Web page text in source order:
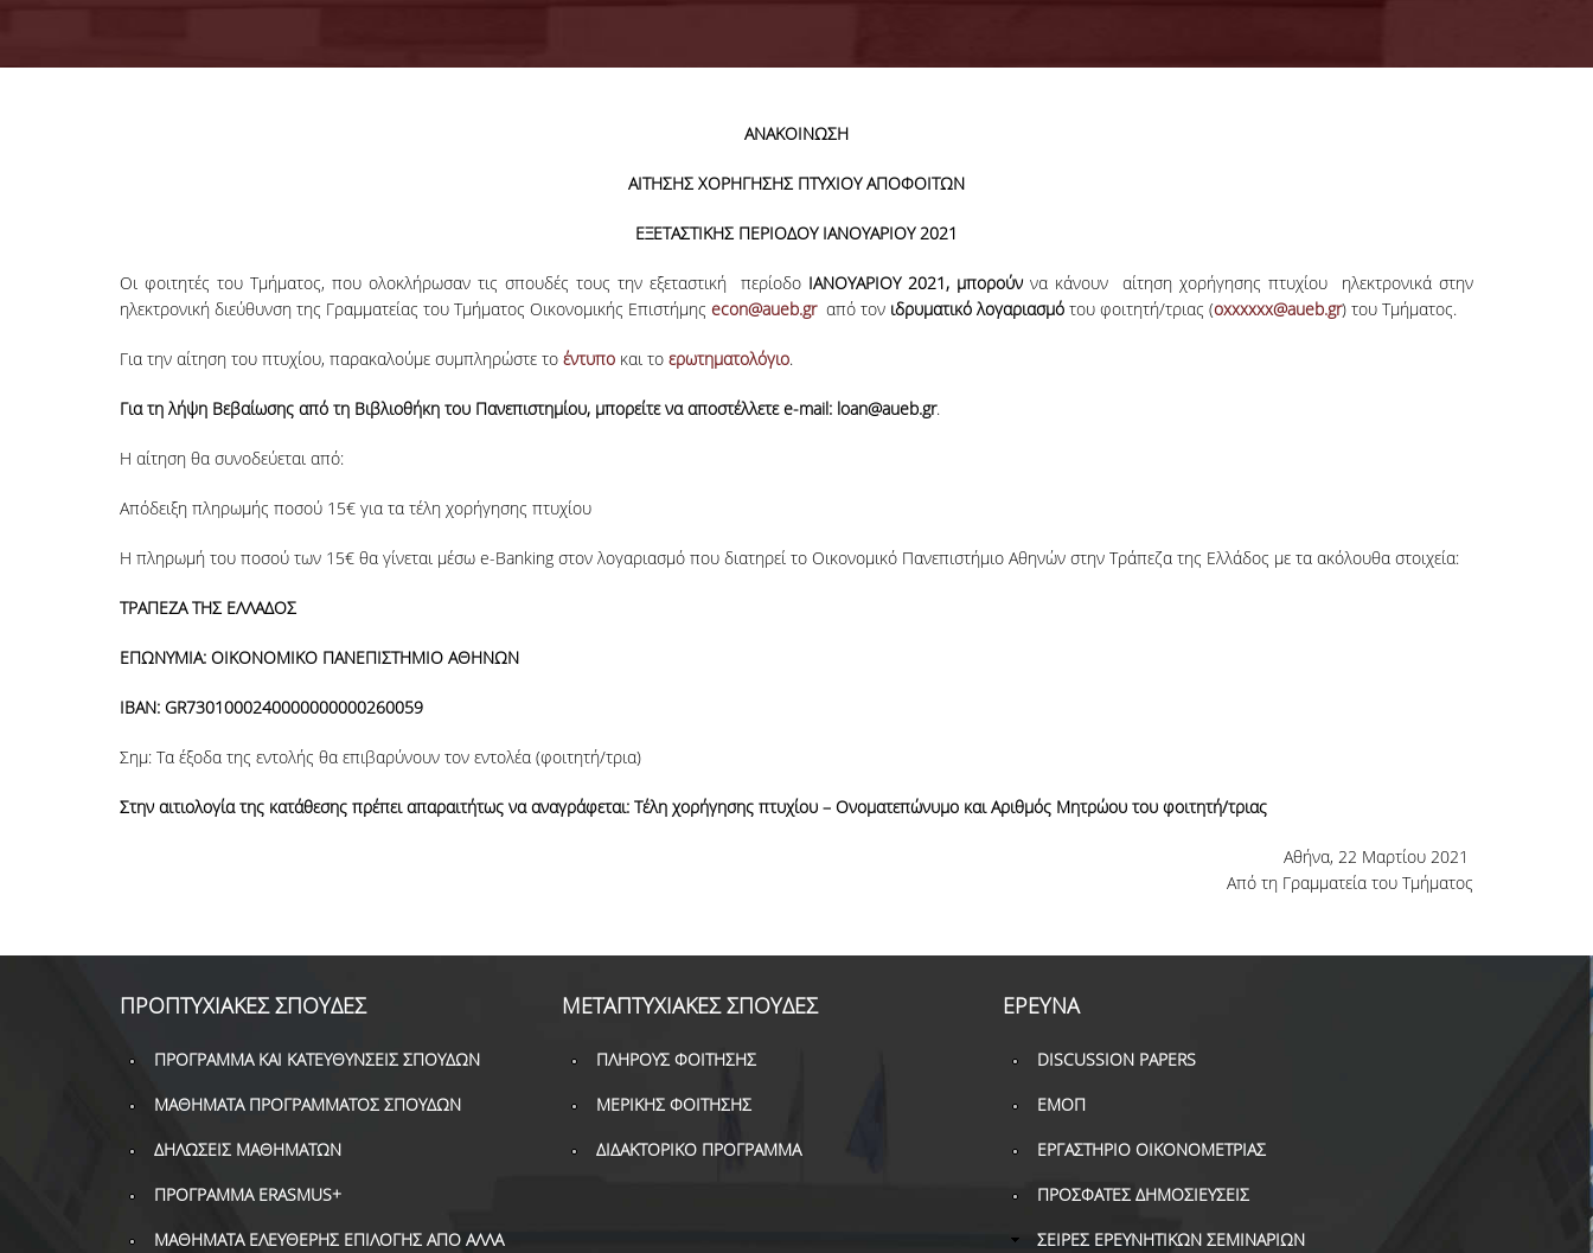
ΑΝΑΚΟΙΝΩΣΗ
ΑΙΤΗΣΗΣ ΧΟΡΗΓΗΣΗΣ ΠΤΥΧΙΟΥ ΑΠΟΦΟΙΤΩΝ
ΕΞΕΤΑΣΤΙΚΗΣ ΠΕΡΙΟΔΟΥ ΙΑΝΟΥΑΡΙΟΥ 2021
Οι φοιτητές του Τμήματος, που ολοκλήρωσαν τις σπουδές τους την εξεταστική περίοδο ΙΑΝΟΥΑΡΙΟΥ 2021, μπορούν να κάνουν αίτηση χορήγησης πτυχίου ηλεκτρονικά στην
ηλεκτρονική διεύθυνση της Γραμματείας του Τμήματος Oικονομικής Επιστήμης econ@aueb.grαπό τον ιδρυματικό λογαριασμότου φοιτητή/τριας (oxxxxxx@aueb.gr) του Τμήματος.
Για την αίτηση του πτυχίου, παρακαλούμε συμπληρώστε το έντυποκαι το ερωτηματολόγιο.
Για τη λήψη Βεβαίωσης από τη Βιβλιοθήκη του Πανεπιστημίου, μπορείτε να αποστέλλετεe-mail: loan@aueb.gr.
Η αίτηση θα συνοδεύεται από:
Απόδειξη πληρωμής ποσού 15€ για τα τέλη χορήγησης πτυχίου
Η πληρωμή του ποσού των 15€ θα γίνεται μέσω e-Banking στον λογαριασμό που διατηρεί το Οικονομικό Πανεπιστήμιο Αθηνών στην Τράπεζα της Ελλάδος με τα ακόλουθα στοιχεία:
ΤΡΑΠΕΖΑ ΤΗΣ ΕΛΛΑΔΟΣ
ΕΠΩΝΥΜΙΑ: ΟΙΚΟΝΟΜΙΚΟ ΠΑΝΕΠΙΣΤΗΜΙΟ ΑΘΗΝΩΝ
IBAN: GR7301000240000000000260059
Σημ: Τα έξοδα της εντολής θα επιβαρύνουν τον εντολέα (φοιτητή/τρια)
Στην αιτιολογία της κατάθεσης πρέπει απαραιτήτως να αναγράφεται: Τέλη χορήγησης πτυχίου – Ονοματεπώνυμο και Αριθμός Μητρώου του φοιτητή/τριας
Αθήνα, 22 Μαρτίου 2021
Από τη Γραμματεία του Τμήματος
ΠΡΟΠΤΥΧΙΑΚΕΣ ΣΠΟΥΔΕΣ
ΠΡΟΓΡΑΜΜΑ ΚΑΙ ΚΑΤΕΥΘΥΝΣΕΙΣ ΣΠΟΥΔΩΝ
ΜΑΘΗΜΑΤΑ ΠΡΟΓΡΑΜΜΑΤΟΣ ΣΠΟΥΔΩΝ
ΔΗΛΩΣΕΙΣ ΜΑΘΗΜΑΤΩΝ
ΠΡΟΓΡΑΜΜΑ ERASMUS+
ΜΑΘΗΜΑΤΑ ΕΛΕΥΘΕΡΗΣ ΕΠΙΛΟΓΗΣ ΑΠΟ ΑΛΛΑ
ΜΕΤΑΠΤΥΧΙΑΚΕΣ ΣΠΟΥΔΕΣ
ΠΛΗΡΟΥΣ ΦΟΙΤΗΣΗΣ
ΜΕΡΙΚΗΣ ΦΟΙΤΗΣΗΣ
ΔΙΔΑΚΤΟΡΙΚΟ ΠΡΟΓΡΑΜΜΑ
ΕΡΕΥΝΑ
DISCUSSION PAPERS
ΕΜΟΠ
ΕΡΓΑΣΤΗΡΙΟ ΟΙΚΟΝΟΜΕΤΡΙΑΣ
ΠΡΟΣΦΑΤΕΣ ΔΗΜΟΣΙΕΥΣΕΙΣ
ΣΕΙΡΕΣ ΕΡΕΥΝΗΤΙΚΩΝ ΣΕΜΙΝΑΡΙΩΝ